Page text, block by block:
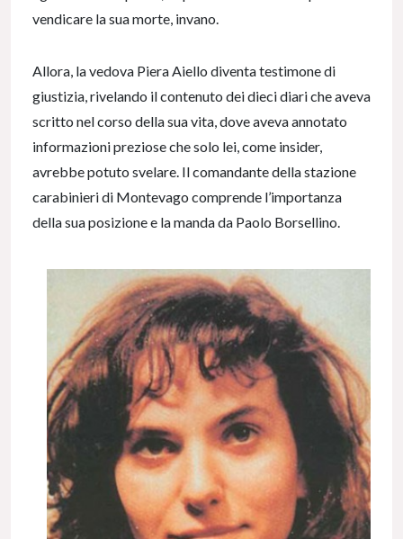
vendicare la sua morte, invano.
Allora, la vedova Piera Aiello diventa testimone di
giustizia, rivelando il contenuto dei dieci diari che aveva
scritto nel corso della sua vita, dove aveva annotato
informazioni preziose che solo lei, come insider,
avrebbe potuto svelare. Il comandante della stazione
carabinieri di Montevago comprende l’importanza
della sua posizione e la manda da Paolo Borsellino.